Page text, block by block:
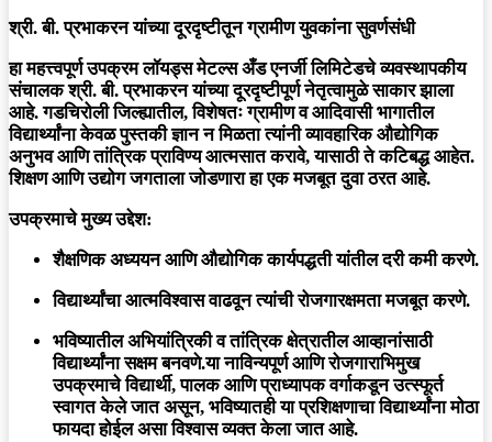
श्री. बी. प्रभाकरन यांच्या दूरदृष्टीतून ग्रामीण युवकांना सुवर्णसंधी
हा महत्त्वपूर्ण उपक्रम लॉयड्स मेटल्स अँड एनर्जी लिमिटेडचे व्यवस्थापकीय
संचालकश्री. बी. प्रभाकरनयांच्या दूरदृष्टीपूर्ण नेतृत्वामुळे साकार झाला
आहे. गडचिरोली जिल्ह्यातील, विशेषतः ग्रामीण व आदिवासी भागातील
विद्यार्थ्यांना केवळ पुस्तकी ज्ञान न मिळता त्यांनी व्यावहारिक औद्योगिक
अनुभव आणि तांत्रिक प्राविण्य आत्मसात करावे, यासाठी ते कटिबद्ध आहेत.
शिक्षण आणि उद्योग जगताला जोडणारा हा एक मजबूत दुवा ठरत आहे.
उपक्रमाचे मुख्य उद्देश:
शैक्षणिक अध्ययन आणि औद्योगिक कार्यपद्धती यांतील दरी कमी करणे.
विद्यार्थ्यांचा आत्मविश्वास वाढवून त्यांची रोजगारक्षमता मजबूत करणे.
भविष्यातील अभियांत्रिकी व तांत्रिक क्षेत्रातील आव्हानांसाठी
विद्यार्थ्यांना सक्षम बनवणे.या नाविन्यपूर्ण आणि रोजगाराभिमुख
उपक्रमाचे विद्यार्थी, पालक आणि प्राध्यापक वर्गाकडून उत्स्फूर्त
स्वागत केले जात असून, भविष्यातही या प्रशिक्षणाचा विद्यार्थ्यांना मोठा
फायदा होईल असा विश्वास व्यक्त केला जात आहे.